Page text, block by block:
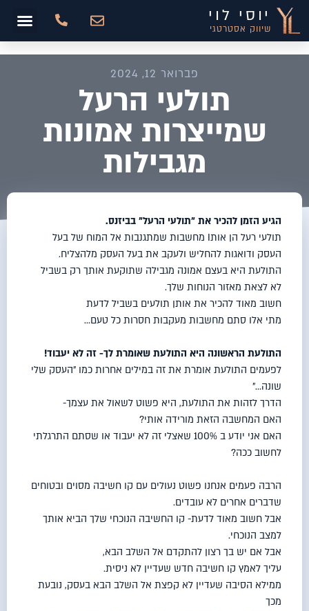
יוסי לוי
שיווק אסטרטגי
פברואר 12, 2024
תולעי הרעל
שמייצרות אמונות
מגבילות
הגיע הזמן להכיר את "תולעי הרעל" בביזנס.
תולעי
רעל הן אותI מחשבות שמתגנבות אל המוח של בעל
העסק ודואגות להחליש ולעקב את בעל העסק מלהצליח.
התולעת היא בעצם אמונה מגבילה שתוקעת אותך רק בשביל
לא לצאת מאזור הנוחות שלך.
חשוב מאוד להכיר את אותן תולעים בשביל לדעת
מתי אלו סתם מחשבות מעקבות חסרות כל טעם…
התולעת הראשונה היא התולעת שאומרת לך- זה לא יעבוד!
לפעמים התולעת אומרת את זה במילים אחרות כמו "העסק שלי
שונה…"
הדרך לזהות את התולעת, היא פשוט לשאול את עצמך-
האם המחשבה הזאת מורידה אותי?
האם אני יודע ב 100% שאצלי זה לא יעבוד או שסתם התרגלתי
לחשוב ככה?
הרבה פעמים אנחנו פשוט נעולים עם קו חשיבה מסוים ובטוחים
שדברים אחרים לא עובדים.
אבל חשוב מאוד לדעת- קו החשיבה הנוכחי שלך הביא אותך
למצב הנוכחי.
אבל אם יש בך רצון להתקדם אל השלב הבא,
עליך לאמץ קו חשיבה חדש שעדיין לא ניסית.
ממילא הסיבה שעדיין לא קפצת אל השלב הבא בעסק, נובעת
מכך